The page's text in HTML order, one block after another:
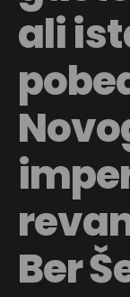
ali
Ber